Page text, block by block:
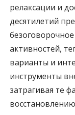
релаксации и
десятилетий
активностей,
варианты и
инструменты
затрагивая те